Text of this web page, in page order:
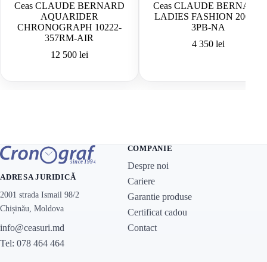
Ceas CLAUDE BERNARD
AQUARIDER
CHRONOGRAPH 10222-
357RM-AIR
12 500 lei
Ceas CLAUDE BERNARD
LADIES FASHION 20076-
3PB-NA
4 350 lei
ADRESA JURIDICĂ
2001 strada Ismail 98/2
Chișinău, Moldova
info@ceasuri.md
Tel: 078 464 464
COMPANIE
Despre noi
Cariere
Garantie produse
Certificat cadou
Contact